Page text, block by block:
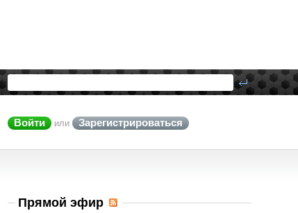
Войти или Зарегистрироваться
Прямой эфир